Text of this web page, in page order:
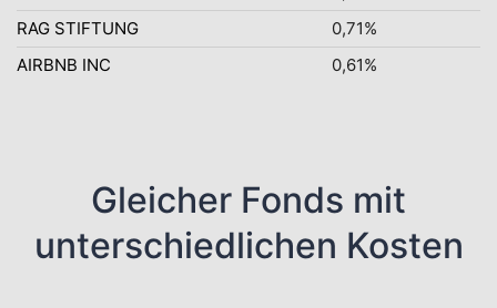
RAG STIFTUNG
0,71%
AIRBNB INC
0,61%
Gleicher Fonds mit
unterschiedlichen Kosten